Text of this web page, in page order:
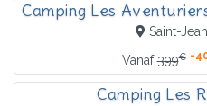
Camping Les
Saint-
Vanaf399€ -
Camping Les